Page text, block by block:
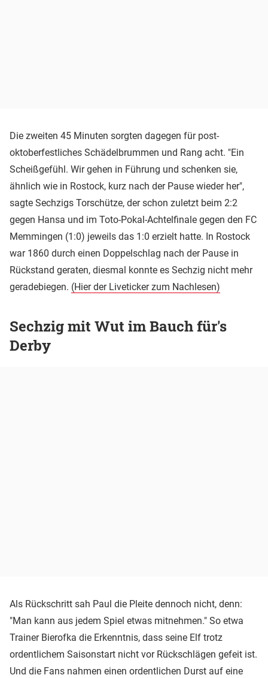
Die zweiten 45 Minuten sorgten dagegen für post-
oktoberfestliches Schädelbrummen und Rang acht. "Ein
Scheißgefühl. Wir gehen in Führung und schenken sie,
ähnlich wie in Rostock, kurz nach der Pause wieder her",
sagte Sechzigs Torschütze, der schon zuletzt beim 2:2
gegen Hansa und im Toto-Pokal-Achtelfinale gegen den FC
Memmingen (1:0) jeweils das 1:0 erzielt hatte. In Rostock
war 1860 durch einen Doppelschlag nach der Pause in
Rückstand geraten, diesmal konnte es Sechzig nicht mehr
geradebiegen. (Hier der Liveticker zum Nachlesen)
Sechzig mit Wut im Bauch für's
Derby
Als Rückschritt sah Paul die Pleite dennoch nicht, denn:
"Man kann aus jedem Spiel etwas mitnehmen." So etwa
Trainer Bierofka die Erkenntnis, dass seine Elf trotz
ordentlichem Saisonstart nicht vor Rückschlägen gefeit ist.
Und die Fans nahmen einen ordentlichen Durst auf eine